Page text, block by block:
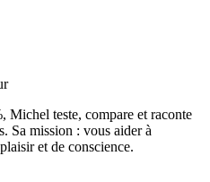
Michel teste, compare et raconte
Sa mission : vous aider à
et de conscience.